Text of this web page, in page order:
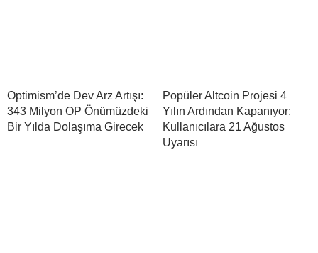
Optimism’de Dev Arz Artışı:
343 Milyon OP Önümüzdeki
Bir Yılda Dolaşıma Girecek
Popüler Altcoin Projesi 4
Yılın Ardından Kapanıyor:
Kullanıcılara 21 Ağustos
Uyarısı